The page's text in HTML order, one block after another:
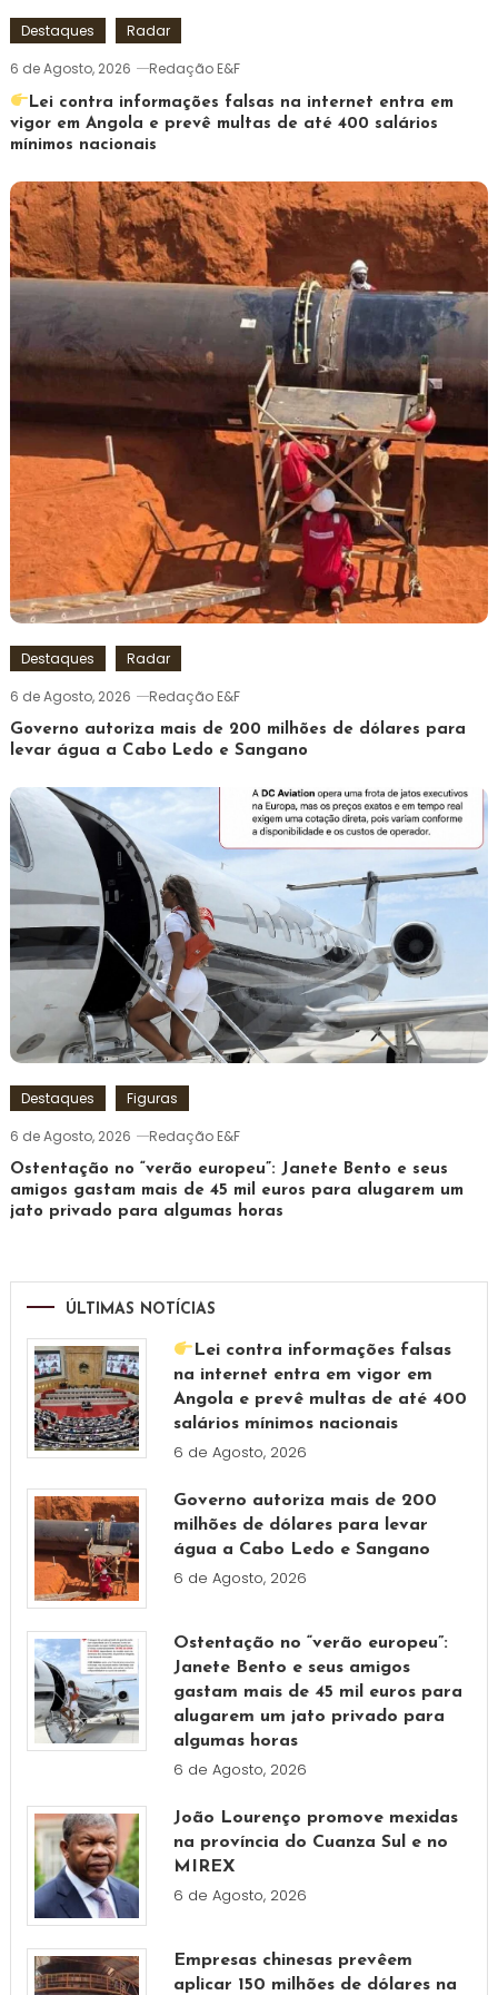
Destaques
Radar
6 de Agosto, 2026
Redação E&F
Lei contra informações falsas na internet entra em
vigor em Angola e prevê multas de até 400 salários
mínimos nacionais
Destaques
Radar
6 de Agosto, 2026
Redação E&F
Governo autoriza mais de 200 milhões de dólares para
levar água a Cabo Ledo e Sangano
Destaques
Figuras
6 de Agosto, 2026
Redação E&F
Ostentação no “verão europeu”: Janete Bento e seus
amigos gastam mais de 45 mil euros para alugarem um
jato privado para algumas horas
ÚLTIMAS NOTÍCIAS
Lei contra informações falsas
na internet entra em vigor em
Angola e prevê multas de até 400
salários mínimos nacionais
6 de Agosto, 2026
Governo autoriza mais de 200
milhões de dólares para levar
água a Cabo Ledo e Sangano
6 de Agosto, 2026
Ostentação no “verão europeu”:
Janete Bento e seus amigos
gastam mais de 45 mil euros para
alugarem um jato privado para
algumas horas
6 de Agosto, 2026
João Lourenço promove mexidas
na província do Cuanza Sul e no
MIREX
6 de Agosto, 2026
Empresas chinesas prevêem
aplicar 150 milhões de dólares na